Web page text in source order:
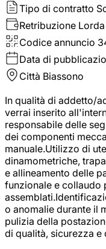
Tipo di contratto
Retribuzione Lorda
Codice annuncio
Data di
Città Biassono
In qualità di addetto/
verrai inserito
responsabile delle
dei componenti
manuale.Utilizzo di
dinamometriche,
e allineamento delle
funzionale e collaudo
o anomalie durante il
pulizia della
di qualità, sicurezza